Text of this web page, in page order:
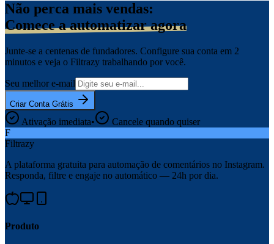
Não perca mais vendas:
Comece a automatizar agora
Junte-se a centenas de fundadores. Configure sua conta em 2
minutos e veja o Filtrazy trabalhando por você.
Seu melhor e-mail
Criar Conta Grátis
Ativação imediata•
Cancele quando quiser
F
Filtrazy
A plataforma gratuita para automação de comentários no Instagram.
Responda, filtre e engaje no automático — 24h por dia.
Produto